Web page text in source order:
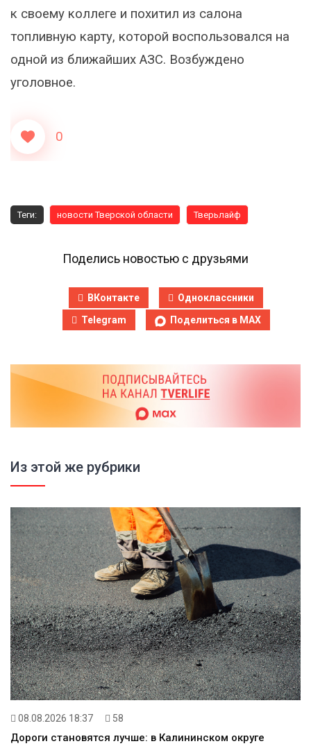
к своему коллеге и похитил из салона
топливную карту, которой воспользовался на
одной из ближайших АЗС. Возбуждено
уголовное.
0
Теги: новости Тверской области Тверьлайф
Поделись новостью с друзьями
ВКонтакте
Одноклассники
Telegram
Поделиться в MAX
Из этой же рубрики
08.08.2026 18:37 58
Дороги становятся лучше: в Калининском округе